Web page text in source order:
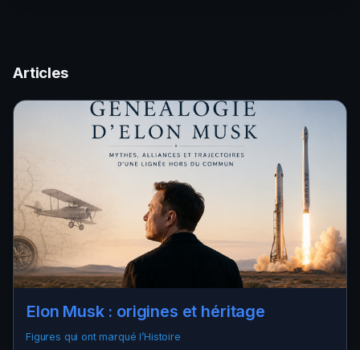
Articles
Elon Musk : origines et héritage
Figures qui ont marqué l’Histoire